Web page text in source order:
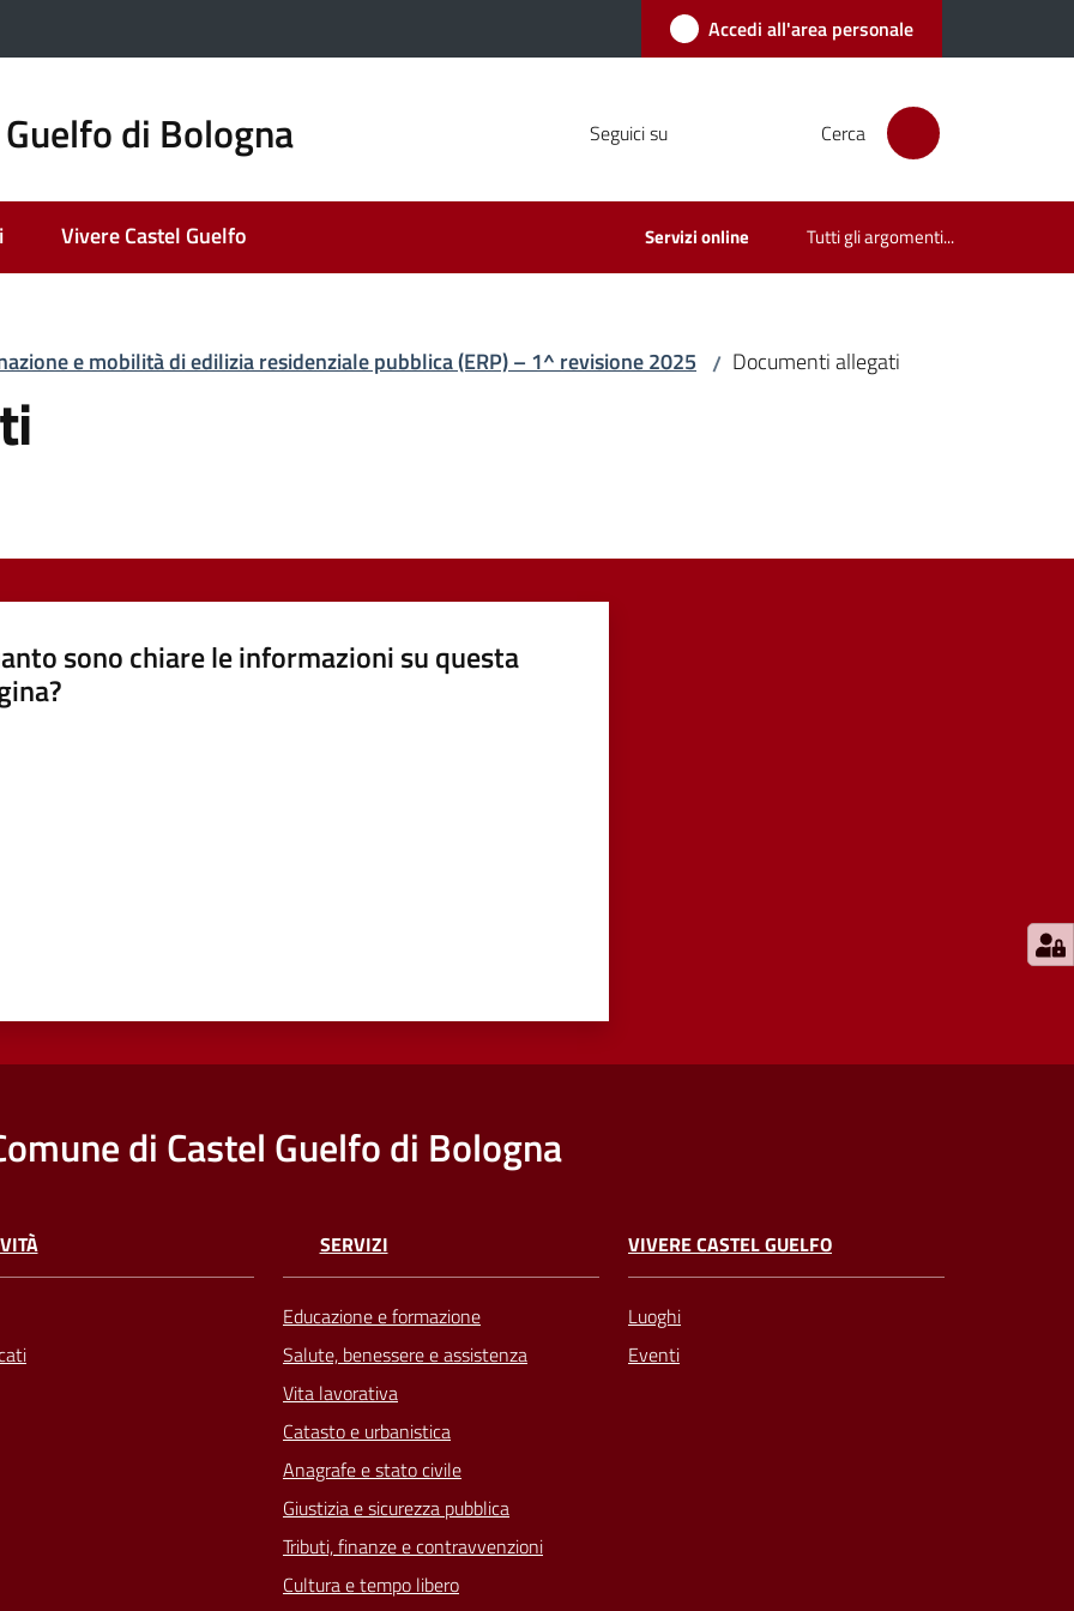
Accedi all'area personale
di Bologna Seguici su Cerca
Vivere Castel Guelfo Servizi online Tutti gli argomenti...
e mobilità di edilizia residenziale pubblica (ERP) – 1^ revisione 2025 / Documenti allegati
sono chiare le informazioni su questa
di Castel Guelfo di Bologna
SERVIZI
Educazione e formazione
Salute, benessere e assistenza
Vita lavorativa
Catasto e urbanistica
Anagrafe e stato civile
Giustizia e sicurezza pubblica
Tributi, finanze e contravvenzioni
Cultura e tempo libero
VIVERE CASTEL GUELFO
Luoghi
Eventi